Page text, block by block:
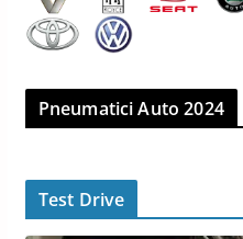
Pneumatici Auto 2024
Test Drive